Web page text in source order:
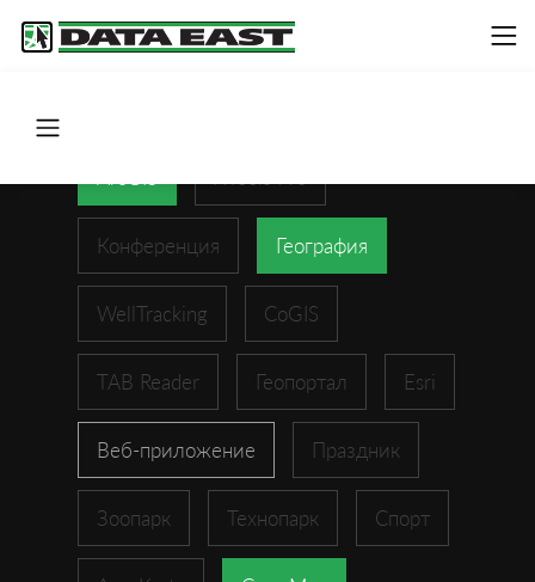
Конференция География
WellTracking CoGIS
TAB Reader Геопортал Esri
Веб-приложение Праздник
Зоопарк Технопарк Спорт